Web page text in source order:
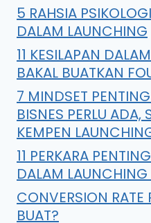
5 RAHSIA
DALAM LAUNCHING
11 KESILAPAN
BAKAL BUATKAN
7 MINDSET
BISNES PERLU ADA,
KEMPEN
11 PERKARA
DALAM LAUNCHING
CONVERSION RATE
BUAT?